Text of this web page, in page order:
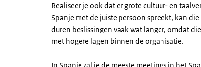
Realiseer je ook dat er grote cultuur- en
Spanje met de juiste persoon spreekt, kan
duren beslissingen vaak wat langer, omdat
met hogere lagen binnen de organisatie.
In Spanje zal je de meeste meetings in het